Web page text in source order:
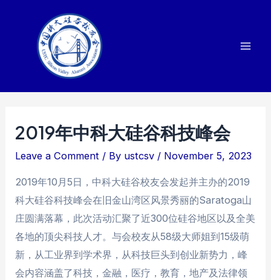
2019年中科大硅谷科技峰会
Leave a Comment / By ustcsv / November 5, 2023
2019年10月5日，中科大硅谷校友会发起并主办的2019
科大硅谷科技峰会在旧金山湾区风景秀丽的Saratoga山
庄圆满落幕，此次活动汇聚了近300位硅谷地区以及全美
各地的顶尖科技人才。与会校友从58级大师姐到15级萌
新，从工业界到学术界，从科技巨头到创业新势力，峰
会内容涵盖了科技，金融，医疗，教育，地产及法律领